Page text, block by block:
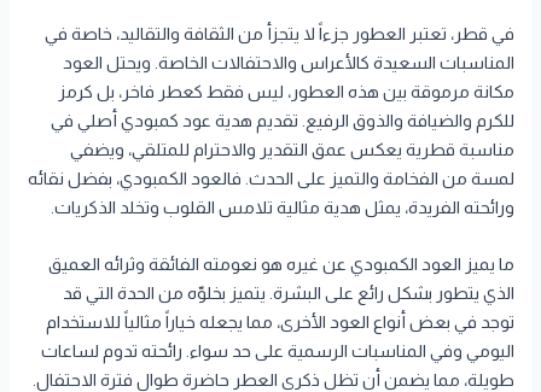
في قطر، تعتبر العطور جزءاً لا يتجزأ من الثقافة والتقاليد، خاصة في
المناسبات السعيدة كالأعراس والاحتفالات الخاصة. ويحتل العود
مكانة مرموقة بين هذه العطور، ليس فقط كعطر فاخر، بل كرمز
للكرم والضيافة والذوق الرفيع. تقديم هدية عود كمبودي أصلي في
مناسبة قطرية يعكس عمق التقدير والاحترام للمتلقي، ويضفي
لمسة من الفخامة والتميز على الحدث. فالعود الكمبودي، بفضل نقائه
ورائحته الفريدة، يمثل هدية مثالية تلامس القلوب وتخلد الذكريات.
ما يميز العود الكمبودي عن غيره هو نعومته الفائقة وثرائه العميق
الذي يتطور بشكل رائع على البشرة. يتميز بخلوّه من الحدة التي قد
توجد في بعض أنواع العود الأخرى، مما يجعله خياراً مثالياً للاستخدام
اليومي وفي المناسبات الرسمية على حد سواء. رائحته تدوم لساعات
طويلة، مما يضمن أن تظل ذكرى العطر حاضرة طوال فترة الاحتفال.